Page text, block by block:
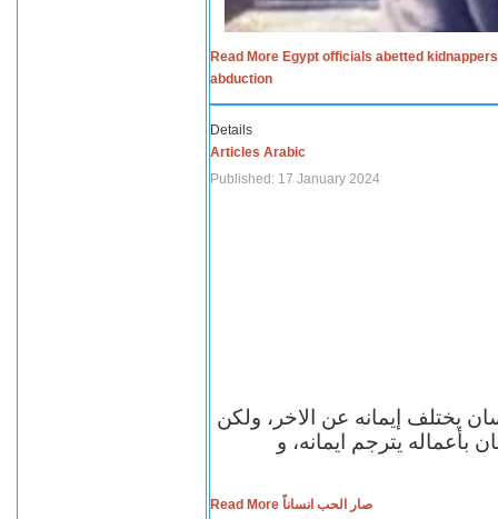
Read More Egypt officials abetted
abduction
Details
Articles Arabic
Published: 17 January 2024
يختلف إيمانه عن الاخر، ولكن
بأعماله يترجم ايمانه، و
Read More صار الحب انساناً